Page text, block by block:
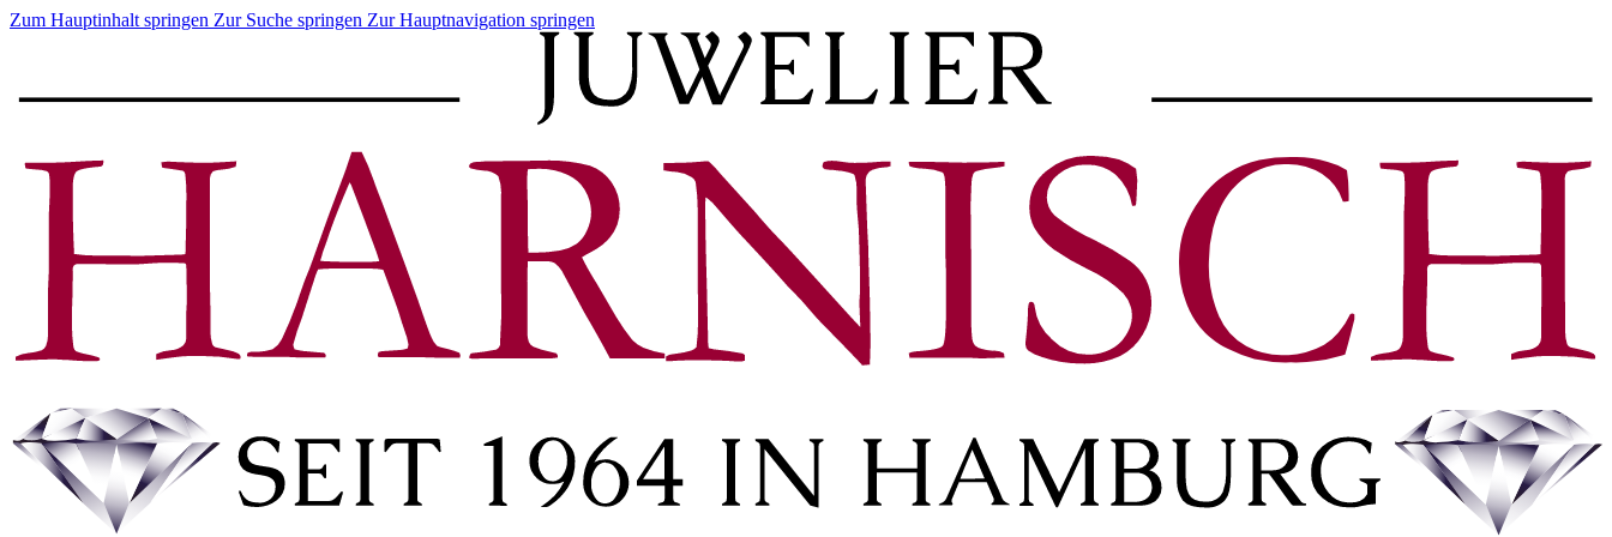
Zum Hauptinhalt springen Zur Suche springen Zur Hauptnavigation springen